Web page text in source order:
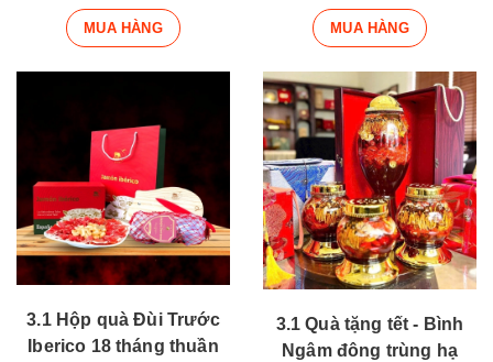
MUA HÀNG MUA HÀNG
3.1 Hộp quà Đùi Trước
Iberico 18 tháng thuần
3.1 Quà tặng tết - Bình
Ngâm đông trùng hạ